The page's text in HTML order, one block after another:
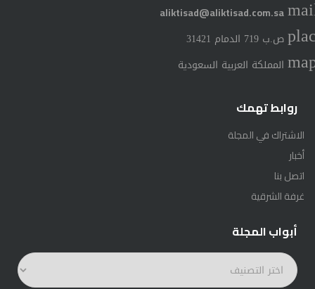
aliktisad@aliktisad.com.sa
ص.ب 719 الدمام 31421
المملكة العربية السعودية
روابط تهمك
الاشتراك في المجلة
أخبار
اتصل بنا
غرفة الشرقية
أبواب المجلة
أبواب
المجلة